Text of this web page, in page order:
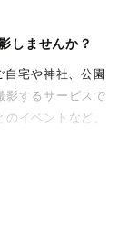
しませんか？
宅や神社、公園
影するサービスで
イベントなど、
返したくなるよ